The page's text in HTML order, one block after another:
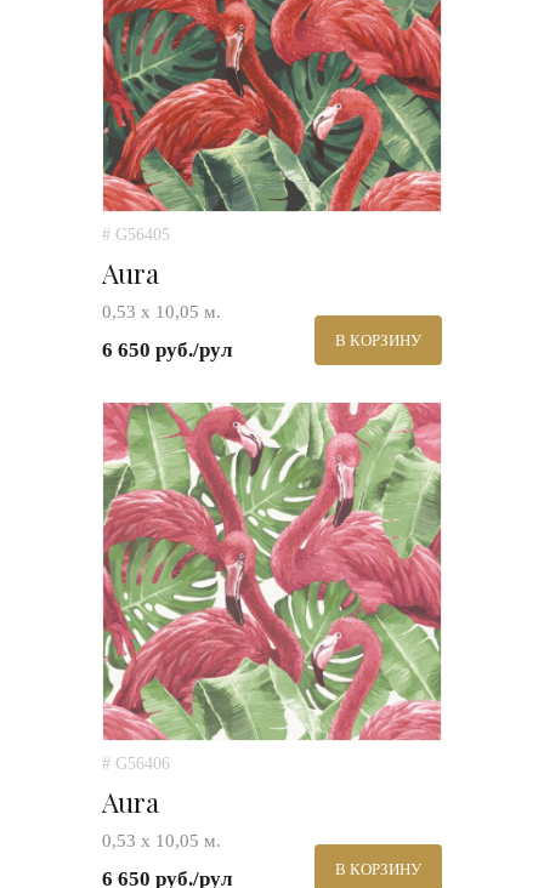
# G56405
Aura
0,53 х 10,05 м.
6 650 руб./рул В КОРЗИНУ
# G56406
Aura
0,53 х 10,05 м.
6 650 руб./рул В КОРЗИНУ